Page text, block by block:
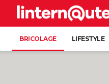
BRICOLAGE LIFESTYLE